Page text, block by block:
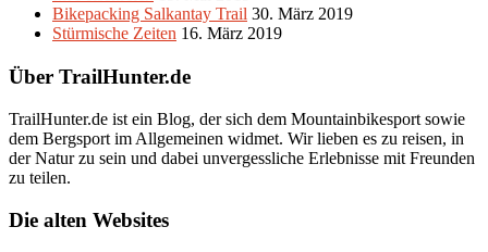
Bikepacking Salkantay Trail 30. März 2019
Stürmische Zeiten 16. März 2019
Über TrailHunter.de
TrailHunter.de ist ein Blog, der sich dem Mountainbikesport sowie
dem Bergsport im Allgemeinen widmet. Wir lieben es zu reisen, in
der Natur zu sein und dabei unvergessliche Erlebnisse mit Freunden
zu teilen.
Die alten Websites